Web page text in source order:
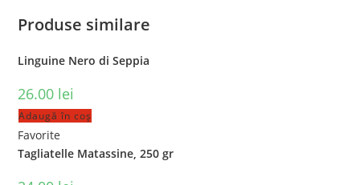
Produse similare
Linguine Nero di Seppia
26.00 lei
Adaugă în coș
Favorite
Tagliatelle Matassine, 250 gr